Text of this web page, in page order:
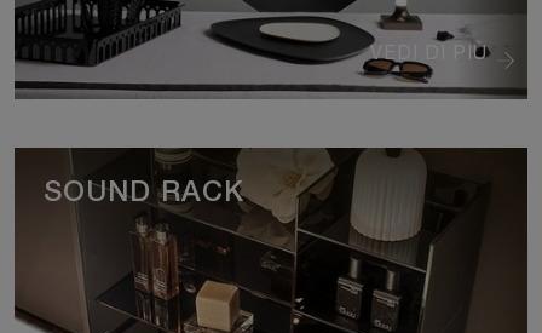
VEDI DI PIÙ
SOUND RACK